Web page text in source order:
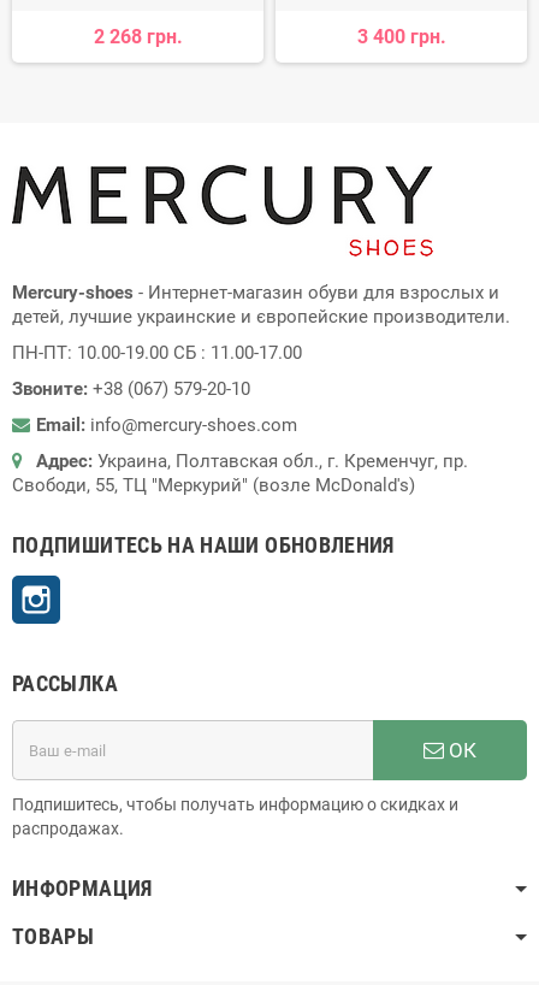
2 268 грн. 3 400 грн.
Mercury-shoes - Интернет-магазин обуви для взрослых и
детей, лучшие украинские и європейские производители.
ПН-ПТ: 10.00-19.00 СБ : 11.00-17.00
Звоните: +38 (067) 579-20-10
Email: info@mercury-shoes.com
Адрес: Украина, Полтавская обл., г. Кременчуг, пр.
Свободи, 55, ТЦ "Меркурий" (возле McDonald's)
ПОДПИШИТЕСЬ НА НАШИ ОБНОВЛЕНИЯ
РАССЫЛКА
ОК
Подпишитесь, чтобы получать информацию о скидках и
распродажах.
ИНФОРМАЦИЯ
ТОВАРЫ